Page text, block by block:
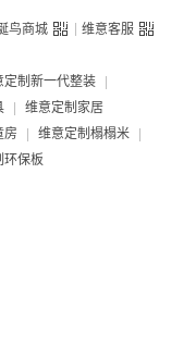
鸟商城 | 维意客服
定制新一代整装
|
|
维意定制家居
房 | 维意定制榻榻米
|
环保板